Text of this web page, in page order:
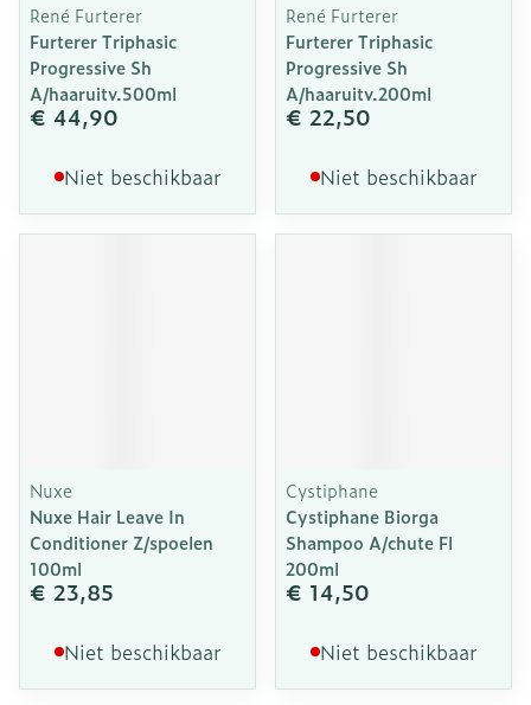
René Furterer
Furterer Triphasic
Progressive Sh
A/haaruitv.500ml
€ 44,90
Niet beschikbaar
René Furterer
Furterer Triphasic
Progressive Sh
A/haaruitv.200ml
€ 22,50
Niet beschikbaar
Nuxe
Nuxe Hair Leave In
Conditioner Z/spoelen
100ml
€ 23,85
Niet beschikbaar
Cystiphane
Cystiphane Biorga
Shampoo A/chute Fl
200ml
€ 14,50
Niet beschikbaar